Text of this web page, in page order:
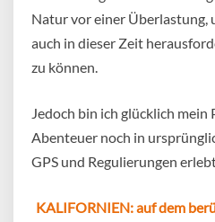
Natur vor einer Überlastung,
auch in dieser Zeit
zu können.
Jedoch bin ich glücklich mein
Abenteuer noch in
GPS und Regulierungen
KALIFORNIEN: auf dem